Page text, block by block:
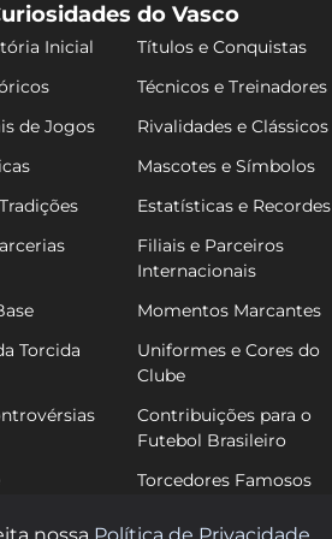
do Vasco
Inicial
Títulos e Conquistas
Técnicos e Treinadores
de Jogos
Rivalidades e Clássicos
Mascotes e Símbolos
Estatísticas e Recordes
Filiais e Parceiros
Internacionais
Momentos Marcantes
Torcida
Uniformes e Cores do
Clube
Contribuições para o
Futebol Brasileiro
Torcedores Famosos